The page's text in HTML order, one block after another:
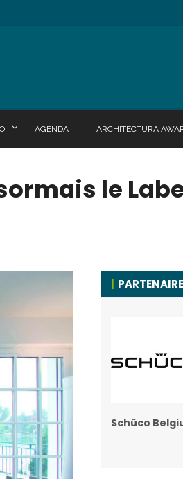
AGENDA ARCHITECTURA
le
Schüco